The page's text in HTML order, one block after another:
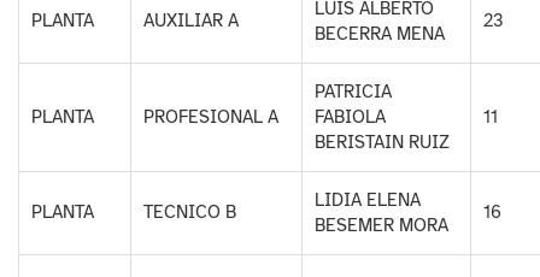
PLANTA AUXILIAR A
LUIS ALBERTO
BECERRA MENA
23
PLANTA PROFESIONAL A
PATRICIA
FABIOLA
BERISTAIN RUIZ
11
PLANTA TECNICO B
LIDIA ELENA
BESEMER MORA
16